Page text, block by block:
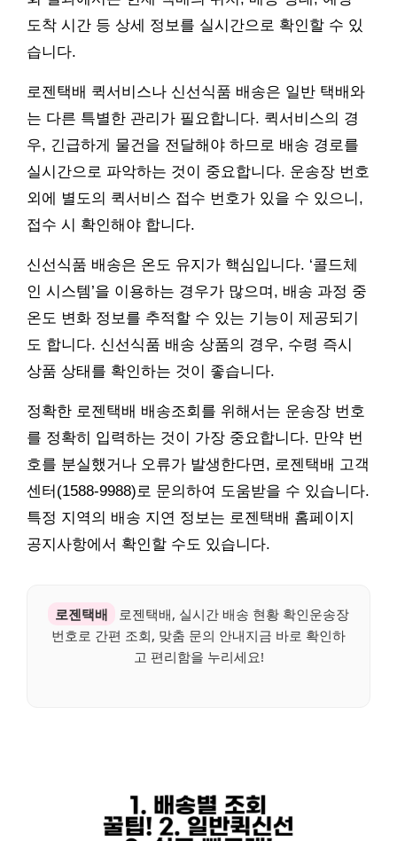
도착 시간 등 상세 정보를 실시간으로 확인할 수 있
습니다.
로젠택배 퀵서비스나 신선식품 배송은 일반 택배와
는 다른 특별한 관리가 필요합니다. 퀵서비스의 경
우, 긴급하게 물건을 전달해야 하므로 배송 경로를
실시간으로 파악하는 것이 중요합니다. 운송장 번호
외에 별도의 퀵서비스 접수 번호가 있을 수 있으니,
접수 시 확인해야 합니다.
신선식품 배송은 온도 유지가 핵심입니다. ‘콜드체
인 시스템’을 이용하는 경우가 많으며, 배송 과정 중
온도 변화 정보를 추적할 수 있는 기능이 제공되기
도 합니다. 신선식품 배송 상품의 경우, 수령 즉시
상품 상태를 확인하는 것이 좋습니다.
정확한 로젠택배 배송조회를 위해서는 운송장 번호
를 정확히 입력하는 것이 가장 중요합니다. 만약 번
호를 분실했거나 오류가 발생한다면, 로젠택배 고객
센터(1588-9988)로 문의하여 도움받을 수 있습니다.
특정 지역의 배송 지연 정보는 로젠택배 홈페이지
공지사항에서 확인할 수도 있습니다.
로젠택배
로젠택배, 실시간 배송 현황 확인운송장
번호로 간편 조회, 맞춤 문의 안내지금 바로 확인하
고 편리함을 누리세요!